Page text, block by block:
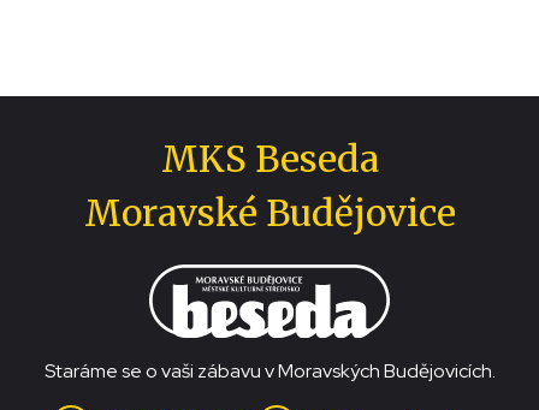
MKS Beseda
Moravské Budějovice
Staráme se o vaši zábavu v Moravských Budějovicích.